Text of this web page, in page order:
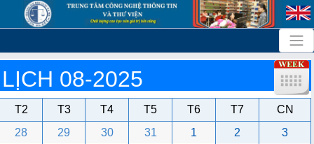
LỊCH 08-2025
T2 T3 T4 T5 T6 T7
CN
28
29 30 31 1 2
3